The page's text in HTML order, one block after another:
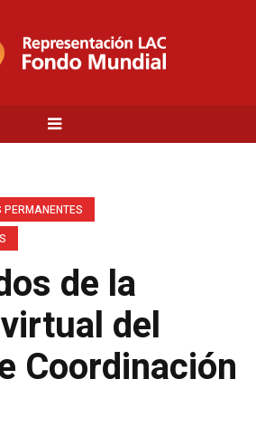
PERMANENTES
de la
del
Coordinación